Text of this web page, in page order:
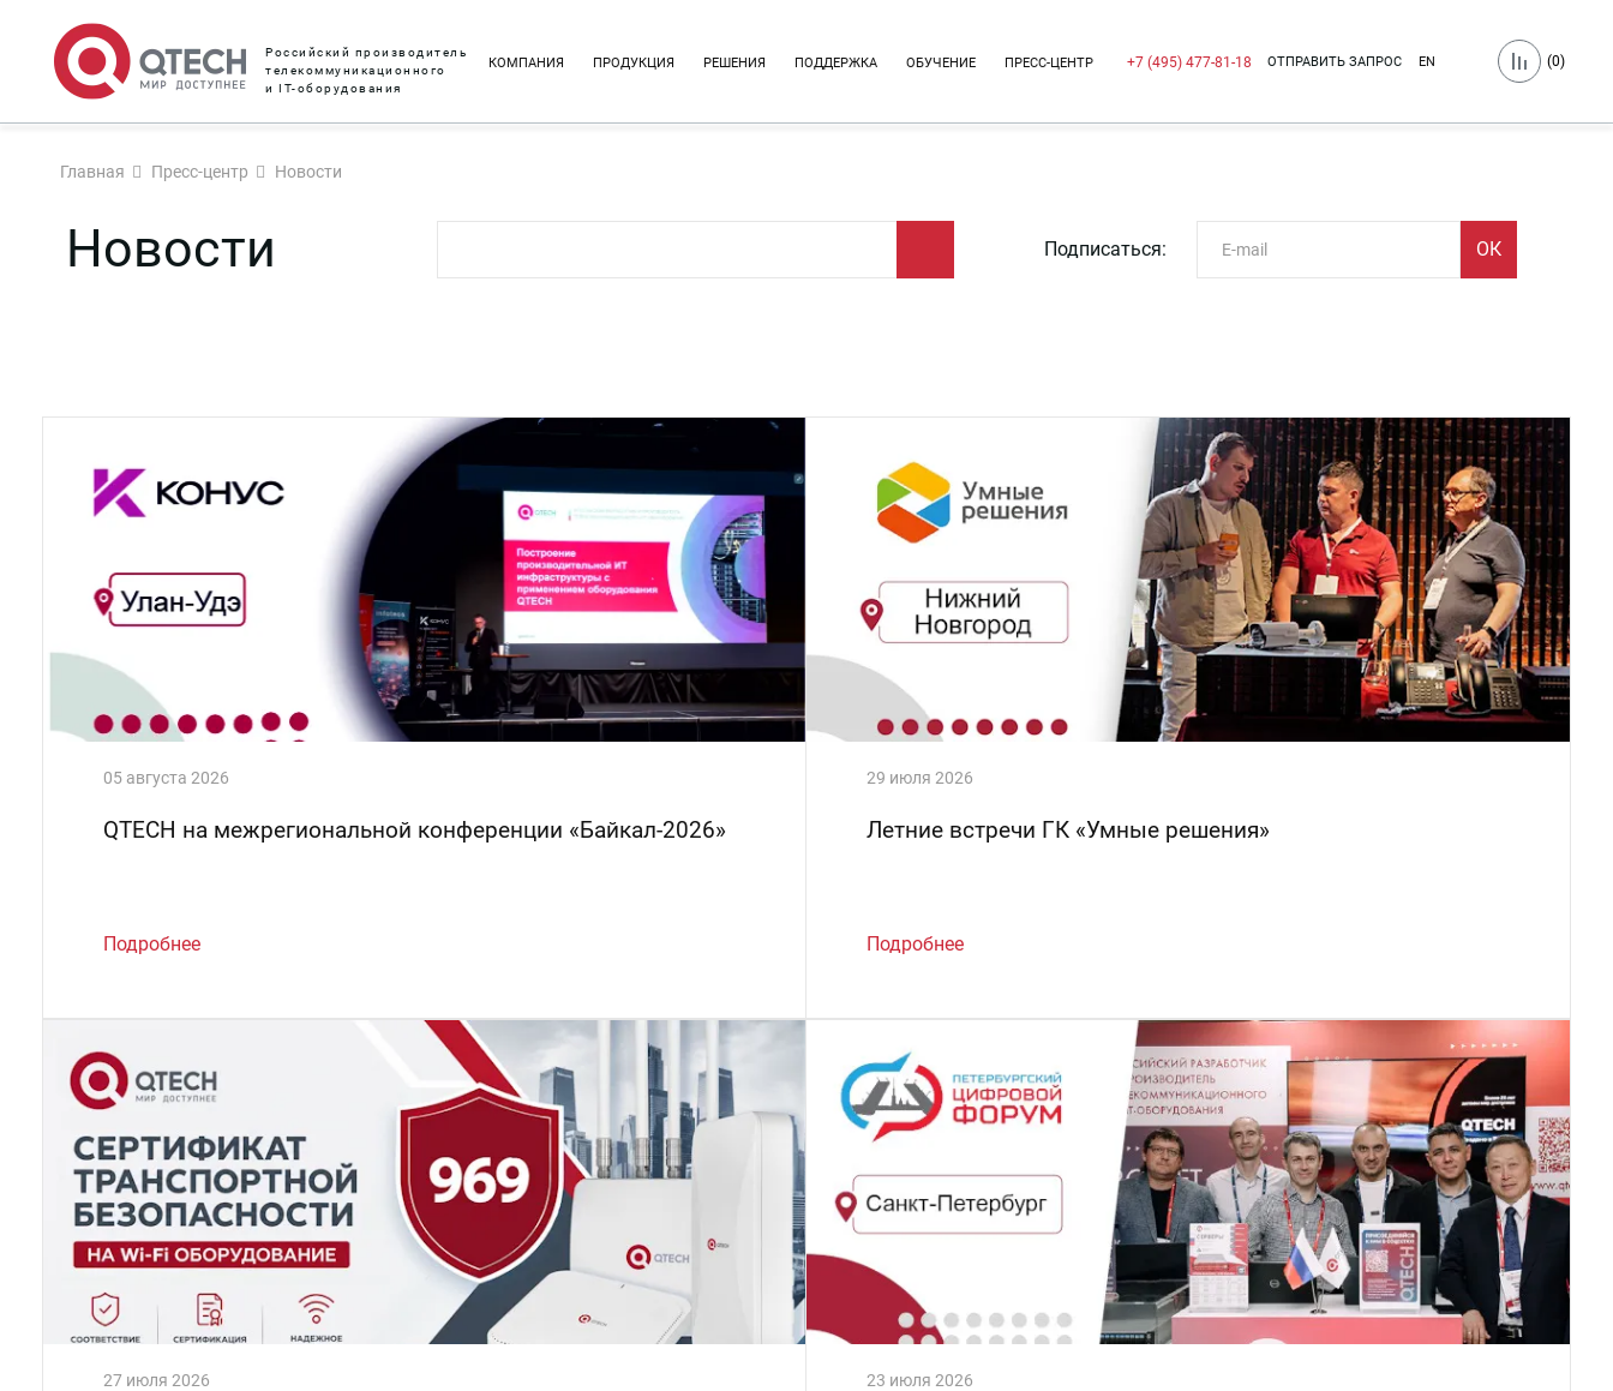
Российский производитель
телекоммуникационного
и IT-оборудования
КОМПАНИЯ ПРОДУКЦИЯ РЕШЕНИЯ ПОДДЕРЖКА ОБУЧЕНИЕ ПРЕСС-ЦЕНТР +7 (495) 477-81-18 ОТПРАВИТЬ ЗАПРОС EN (0)
Главная Пресс-центр Новости
Новости Подписаться:
05 августа 2026
QTECH на межрегиональной конференции «Байкал-2026»
Подробнее
29 июля 2026
Летние встречи ГК «Умные решения»
Подробнее
27 июля 2026 23 июля 2026